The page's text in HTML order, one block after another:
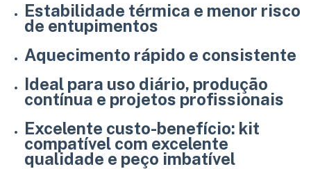
Estabilidade térmica e menor risco
de entupimentos
Aquecimento rápido e consistente
Ideal para uso diário, produção
contínua e projetos profissionais
Excelente custo-benefício: kit
compatível com excelente
qualidade e peço imbatível